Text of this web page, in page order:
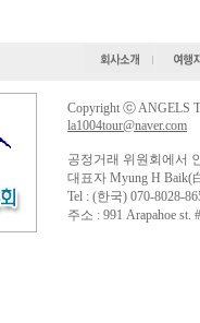
Copyright ⓒ ANGELS
la1004tour@naver.com
공정거래 위원회에서
대표자 Myung H Baik(
Tel : (한국) 070-8028-
주소 : 991 Arapahoe st.